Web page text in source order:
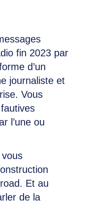
fin 2023 par
d’un
journaliste et
Vous
l’une ou
Et au
de la